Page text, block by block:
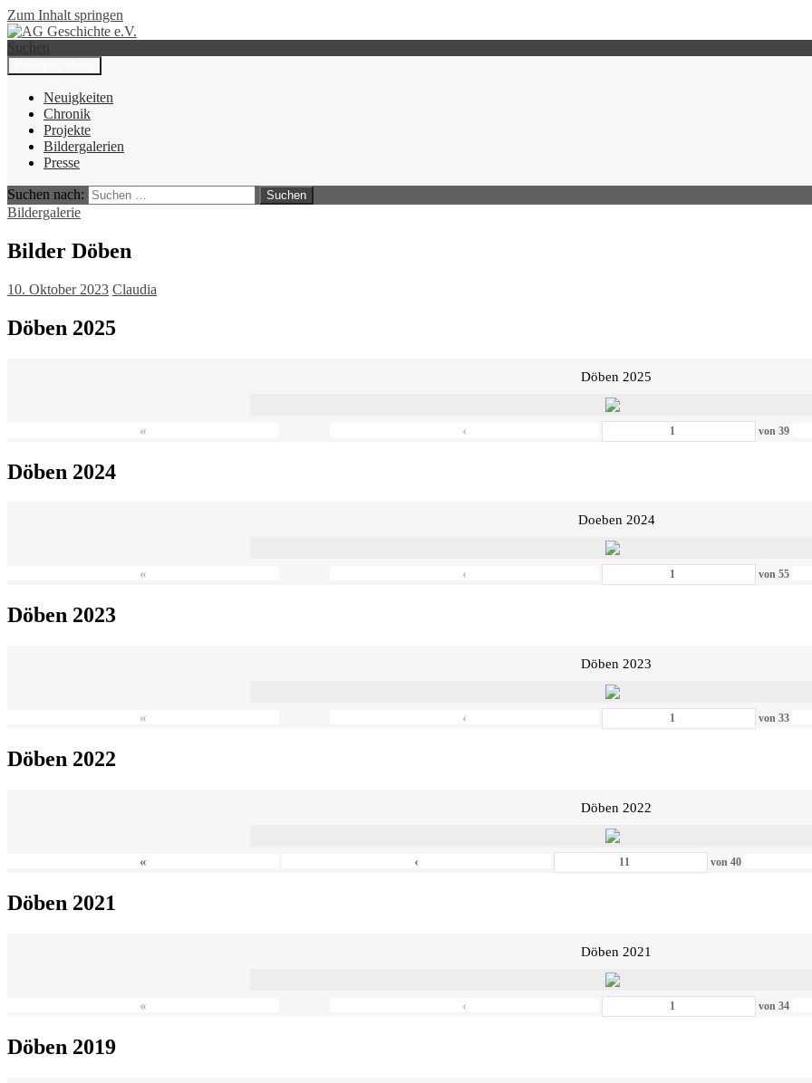
Zum Inhalt springen
AG Geschichte e.V.
Suchen
Neuigkeiten
Chronik
Projekte
Bildergalerien
Presse
Suchen nach:
Bildergalerie
Bilder Döben
10. Oktober 2023 Claudia
Döben 2025
Döben 2025
« ‹ von39
Döben 2024
Doeben 2024
« ‹ von55
Döben 2023
Döben 2023
« ‹ von33
Döben 2022
Döben 2022
« ‹ von40
Döben 2021
Döben 2021
« ‹ von34
Döben 2019